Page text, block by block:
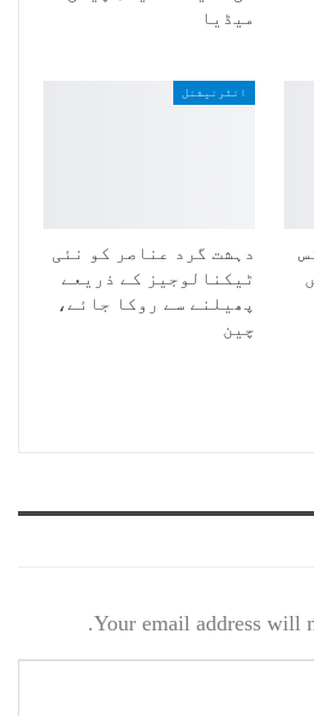
میڈیا
انٹرنیشنل
دہشت گرد عناصر کو نئی
ٹیکنالوجیز کے ذریعے
پھیلنے سے روکا جائے،
چین
Your email address will